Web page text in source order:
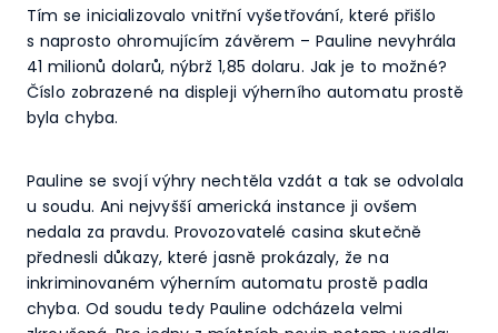
Tím se inicializovalo vnitřní vyšetřování, které přišlo
s naprosto ohromujícím závěrem – Pauline nevyhrála
41 milionů dolarů, nýbrž 1,85 dolaru. Jak je to možné?
Číslo zobrazené na displeji výherního automatu prostě
byla chyba.
Pauline se svojí výhry nechtěla vzdát a tak se odvolala
u soudu. Ani nejvyšší americká instance ji ovšem
nedala za pravdu. Provozovatelé casina skutečně
přednesli důkazy, které jasně prokázaly, že na
inkriminovaném výherním automatu prostě padla
chyba. Od soudu tedy Pauline odcházela velmi